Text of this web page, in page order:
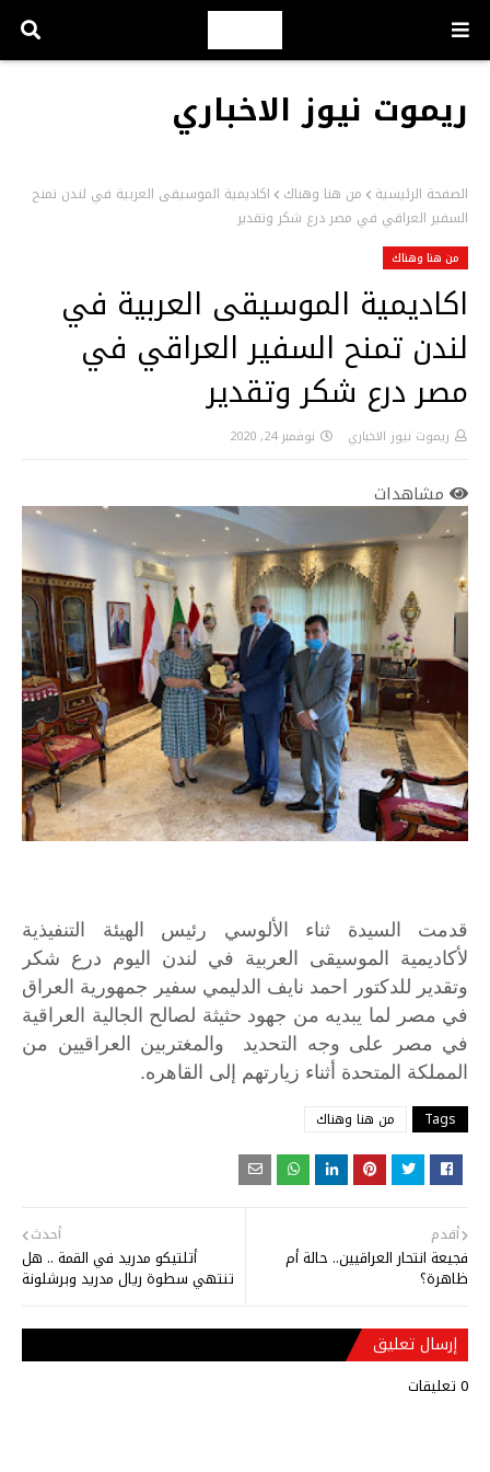
ريموت نيوز الاخباري
الصفحة الرئيسية من هنا وهناك
اكاديمية الموسيقى العربية في لندن تمنح
السفير العراقي في مصر درع شكر وتقدير
من هنا وهناك
اكاديمية الموسيقى العربية في
لندن تمنح السفير العراقي في
مصر درع شكر وتقدير
ريموت نيوز الاخباري نوفمبر 24, 2020
مشاهدات
قدمت السيدة ثناء الألوسي رئيس الهيئة
التنفيذية
لأكاديمية
الموسيقى العربية في لندن اليوم درع شكر
وتقدير للدكتور احمد نايف الدليمي سفير جمهورية العراق
في مصر لما يبديه من جهود حثيثة لصالح الجالية العراقية
في مصر على وجه التحديد والمغتربين العراقيين من
المملكة المتحدة أثناء زيارتهم إلى القاهره.
Tags من هنا وهناك
أحدث
أتلتيكو مدريد في القمة .. هل
تنتهي سطوة ريال مدريد وبرشلونة
أقدم
فجيعة انتحار العراقيين.. حالة أم
ظاهرة؟
إرسال تعليق
0 تعليقات